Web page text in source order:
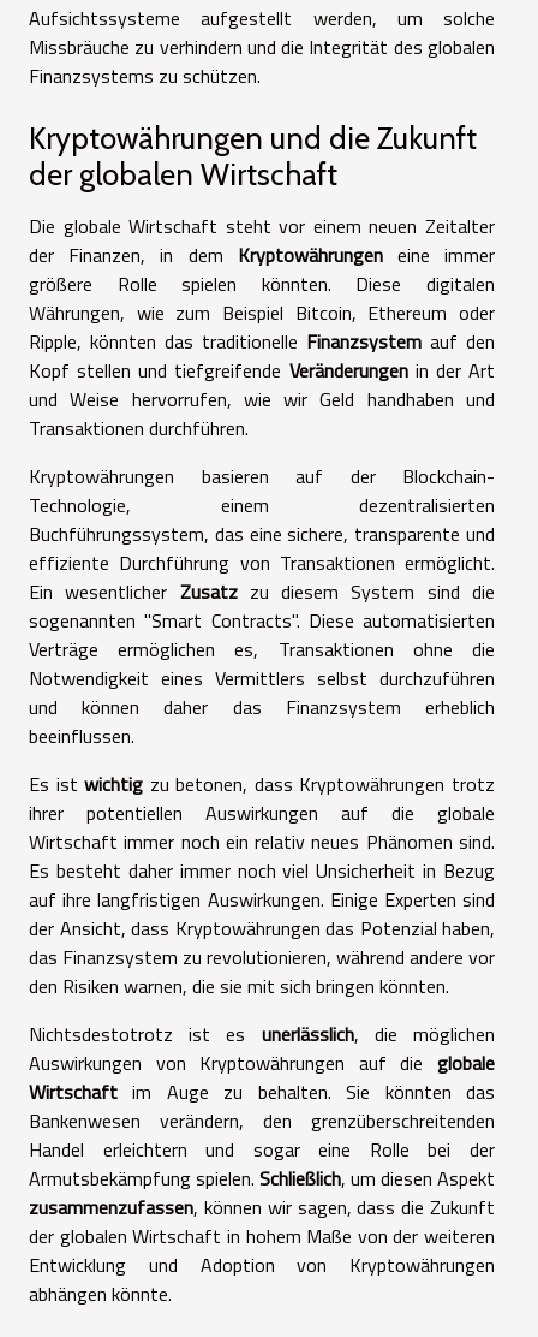
Aufsichtssysteme aufgestellt werden, um solche
Missbräuche zu verhindern und die Integrität des globalen
Finanzsystems zu schützen.
Kryptowährungen und die Zukunft
der globalen Wirtschaft
Die globale Wirtschaft steht vor einem neuen Zeitalter
der Finanzen, in dem Kryptowährungeneine immer
größere Rolle spielen könnten. Diese digitalen
Währungen, wie zum Beispiel Bitcoin, Ethereum oder
Ripple, könnten das traditionelle Finanzsystem auf den
Kopf stellen und tiefgreifende Veränderungenin der Art
und Weise hervorrufen, wie wir Geld handhaben und
Transaktionen durchführen.
Kryptowährungen basieren auf der Blockchain-
Technologie, einem dezentralisierten
Buchführungssystem, das eine sichere, transparente und
effiziente Durchführung von Transaktionen ermöglicht.
Ein wesentlicher Zusatzzu diesem System sind die
sogenannten "Smart Contracts". Diese automatisierten
Verträge ermöglichen es, Transaktionen ohne die
Notwendigkeit eines Vermittlers selbst durchzuführen
und können daher das Finanzsystem erheblich
beeinflussen.
Es istwichtig zu betonen, dass Kryptowährungen trotz
ihrer potentiellen Auswirkungen auf die globale
Wirtschaft immer noch ein relativ neues Phänomen sind.
Es besteht daher immer noch viel Unsicherheit in Bezug
auf ihre langfristigen Auswirkungen. Einige Experten sind
der Ansicht, dass Kryptowährungen das Potenzial haben,
das Finanzsystem zu revolutionieren, während andere vor
den Risiken warnen, die sie mit sich bringen könnten.
Nichtsdestotrotz ist es unerlässlich, die möglichen
Auswirkungen von Kryptowährungen auf die globale
Wirtschaft im Auge zu behalten. Sie könnten das
Bankenwesen verändern, den grenzüberschreitenden
Handel erleichtern und sogar eine Rolle bei der
Armutsbekämpfung spielen. Schließlich, um diesen Aspekt
zusammenzufassen, können wir sagen, dass die Zukunft
der globalen Wirtschaft in hohem Maße von der weiteren
Entwicklung und Adoption von Kryptowährungen
abhängen könnte.